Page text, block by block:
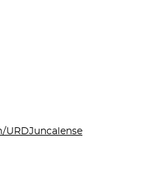
URDJuncalense